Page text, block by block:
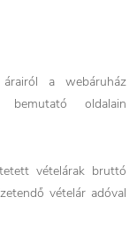
a webáruház
bemutató oldalain
vételárak bruttó
vételár adóval